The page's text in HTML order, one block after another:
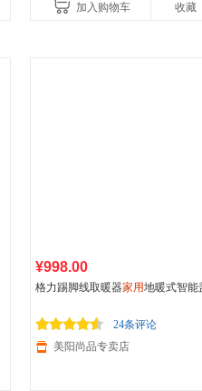
加入购物车 收藏
¥998.00
格力踢脚线取暖器家用地暖式智能
24条评论
美阳尚品专卖店